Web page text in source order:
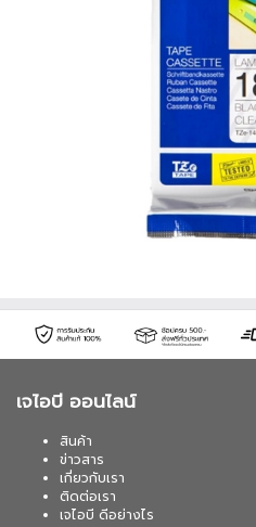
เจไอบี ออนไลน์
สินค้า
ข่าวสาร
เกี่ยวกับเรา
ติดต่อเรา
เจไอบี ดีอย่างไร